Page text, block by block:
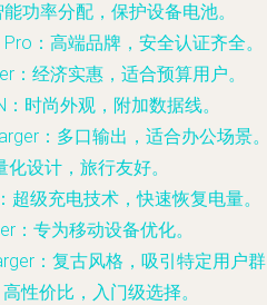
功率分配，保护设备电池。
：高端品牌，安全认证齐全。
：经济实惠，适合预算用户。
时尚外观，附加数据线。
：多口输出，适合办公场景
设计，旅行友好。
超级充电技术，快速恢复电量。
：专为移动设备优化。
：复古风格，吸引特定用户
性价比，入门级选择。